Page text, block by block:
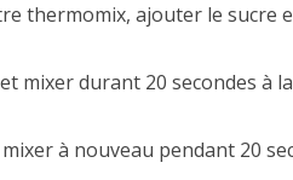
thermomix, ajouter le sucre
mixer durant 20 secondes à
à nouveau pendant 20